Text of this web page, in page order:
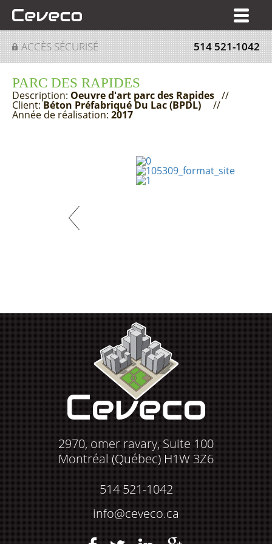
ACCÈS SÉCURISÉ 514 521-1042
PARC DES RAPIDES
Description: Oeuvre d'art parc des Rapides //
Client:Béton Préfabriqué Du Lac (BPDL) //
Année de réalisation: 2017
2970, omer ravary, Suite 100
Montréal (Québec) H1W 3Z6
514 521-1042
info@ceveco.ca